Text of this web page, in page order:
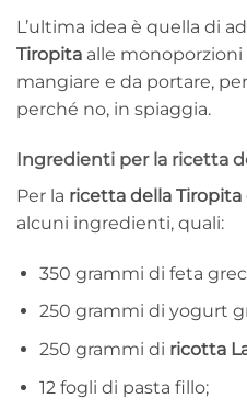
L’ultima idea è quella di
Tiropita alle monoporzioni
mangiare e da portare,
perché no, in spiaggia.
Ingredienti per la ricetta
Per la ricetta della Tiropita
alcuni ingredienti, quali:
350 grammi di feta
250 grammi di yogurt
250 grammi di ricotta
12 fogli di pasta fillo;